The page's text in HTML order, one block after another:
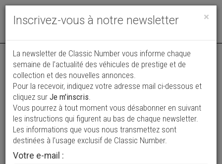
Toggle
Vos annonces vues par
plus de 4 millions de collectionneurs
Ajouter une annonce
×
Inscrivez-vous à notre newsletter
La newsletter de Classic Number vous informe chaque
semaine de l’actualité des véhicules de prestige et de
collection et des nouvelles annonces.
Pour la recevoir, indiquez votre adresse mail ci-dessous et
cliquez sur Je m'inscris.
Vous pourrez à tout moment vous désabonner en suivant
les instructions qui figurent au bas de chaque newsletter.
Les informations que vous nous transmettez sont
destinées à l’usage exclusif de Classic Number.
Votre e-mail :